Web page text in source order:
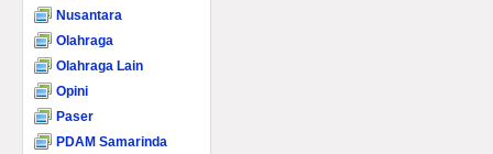
Nusantara
Olahraga
Olahraga Lain
Opini
Paser
PDAM Samarinda